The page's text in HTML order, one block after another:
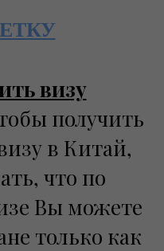
визу
получить
в Китай,
что по
Вы можете
только как